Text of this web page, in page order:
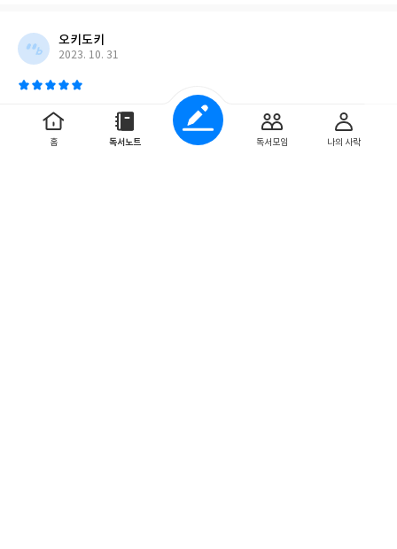
오키도키
2023. 10. 31
세계 경제 공부를 위한 경제교양서
책을 보면서 드는 생각은 3고 악재와 함께 경제 위기와 전쟁
홈 독서노트 독서모임 나의 사락